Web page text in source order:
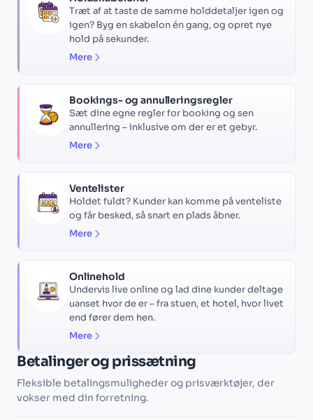
Træt af at taste de samme holddetaljer igen og
igen? Byg en skabelon én gang, og opret nye
hold på sekunder.
Mere
Bookings- og annulleringsregler
Sæt dine egne regler for booking og sen
annullering – inklusive om der er et gebyr.
Mere
Ventelister
Holdet fuldt? Kunder kan komme på venteliste
og får besked, så snart en plads åbner.
Mere
Onlinehold
Undervis live online og lad dine kunder deltage
uanset hvor de er – fra stuen, et hotel, hvor livet
end fører dem hen.
Mere
Betalinger og prissætning
Fleksible betalingsmuligheder og prisværktøjer, der
vokser med din forretning.